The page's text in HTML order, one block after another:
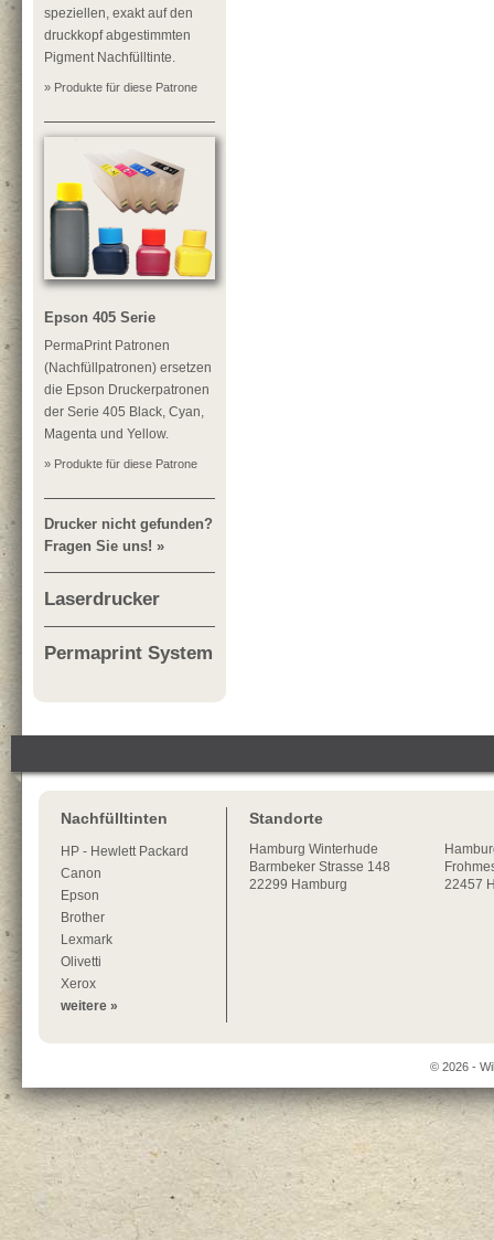
speziellen, exakt auf den
druckkopf abgestimmten
Pigment Nachfülltinte.
» Produkte für diese Patrone
Epson 405 Serie
PermaPrint Patronen
(Nachfüllpatronen) ersetzen
die Epson Druckerpatronen
der Serie 405 Black, Cyan,
Magenta und Yellow.
» Produkte für diese Patrone
Drucker nicht gefunden?
Fragen Sie uns! »
Laserdrucker
Permaprint System
Nachfülltinten
HP - Hewlett Packard
Canon
Epson
Brother
Lexmark
Olivetti
Xerox
weitere »
Standorte
Hamburg Winterhude
Barmbeker Strasse 148
22299 Hamburg
22457
© 2026 -